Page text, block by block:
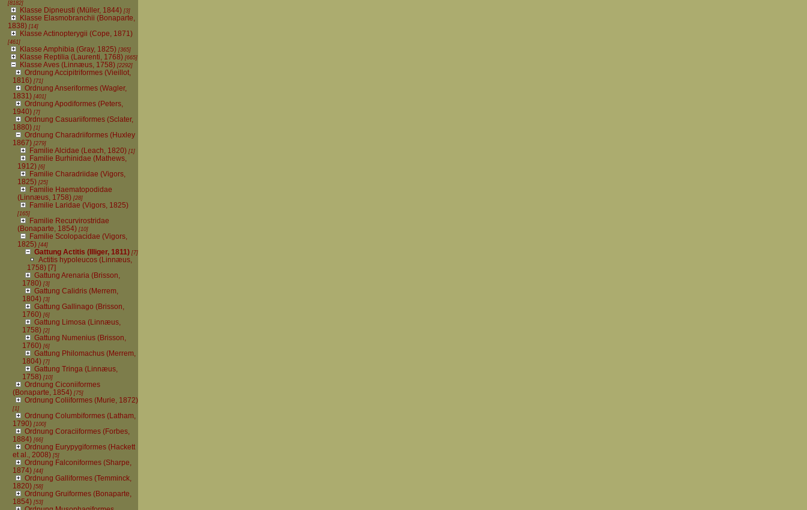
[8182]
Klasse Dipneusti (Müller, 1844)[3]
Klasse Elasmobranchii (Bonaparte,
1838)[14]
Klasse Actinopterygii (Cope, 1871)
[461]
Klasse Amphibia (Gray, 1825)[365]
Klasse Reptilia (Laurenti, 1768)[665]
Klasse Aves (Linnæus, 1758)[2292]
Ordnung Accipitriformes (Vieillot,
1816)[71]
Ordnung Anseriformes (Wagler,
1831)[401]
Ordnung Apodiformes (Peters,
1940)[7]
Ordnung Casuariiformes (Sclater,
1880)[1]
Ordnung Charadriiformes (Huxley
1867)[279]
Familie Alcidae (Leach, 1820)[1]
Familie Burhinidae (Mathews,
1912)[6]
Familie Charadriidae (Vigors,
1825)[25]
Familie Haematopodidae
(Linnæus, 1758)[28]
Familie Laridae (Vigors, 1825)
[165]
Familie Recurvirostridae
(Bonaparte, 1854)[10]
Familie Scolopacidae (Vigors,
1825)[44]
Gattung Actitis (Illiger, 1811)[7]
Actitis hypoleucos (Linnæus,
1758)[7]
Gattung Arenaria (Brisson,
1780)[3]
Gattung Calidris (Merrem,
1804)[3]
Gattung Gallinago (Brisson,
1760)[6]
Gattung Limosa (Linnæus,
1758) [2]
Gattung Numenius (Brisson,
1760)[6]
Gattung Philomachus (Merrem,
1804)[7]
Gattung Tringa (Linnæus,
1758)[10]
Ordnung Ciconiiformes
(Bonaparte, 1854)[75]
Ordnung Coliiformes (Murie, 1872)
[1]
Ordnung Columbiformes (Latham,
1790)[100]
Ordnung Coraciiformes (Forbes,
1884)[66]
Ordnung Eurypygiformes (Hackett
et al., 2008)[5]
Ordnung Falconiformes (Sharpe,
1874)[44]
Ordnung Galliformes (Temminck,
1820)[58]
Ordnung Gruiformes (Bonaparte,
1854)[53]